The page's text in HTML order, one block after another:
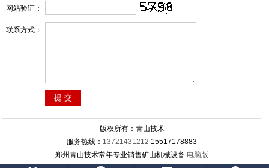
网站验证：
联系方式：
版权所有：青山技术
服务热线： 13721431212 15517178883
郑州青山技术常年专业销售矿山机械设备 电脑版